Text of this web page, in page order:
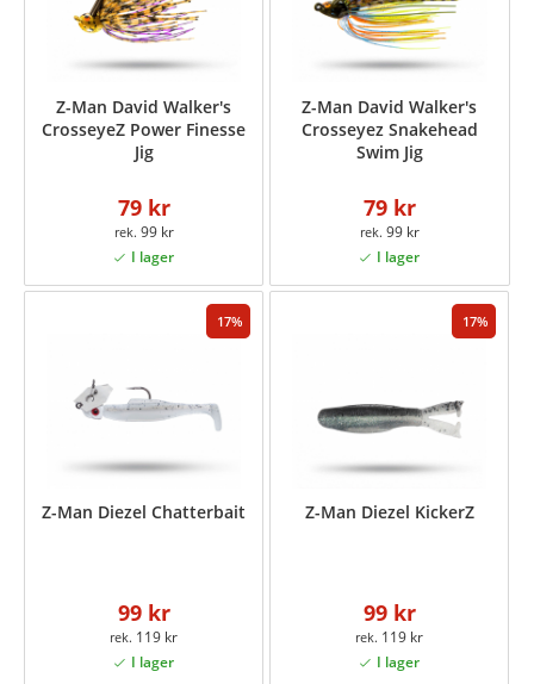
Z-Man David Walker's
CrosseyeZ Power Finesse
Jig
79 kr
99 kr
Z-Man David Walker's
Crosseyez Snakehead
Swim Jig
79 kr
99 kr
17
Z-Man Diezel Chatterbait
99 kr
119 kr
17
Z-Man Diezel KickerZ
99 kr
119 kr